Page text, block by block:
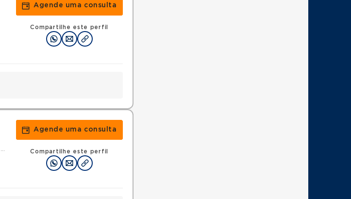
Agende uma consulta
Compartilhe este perfil
Agende uma consulta
Compartilhe este perfil